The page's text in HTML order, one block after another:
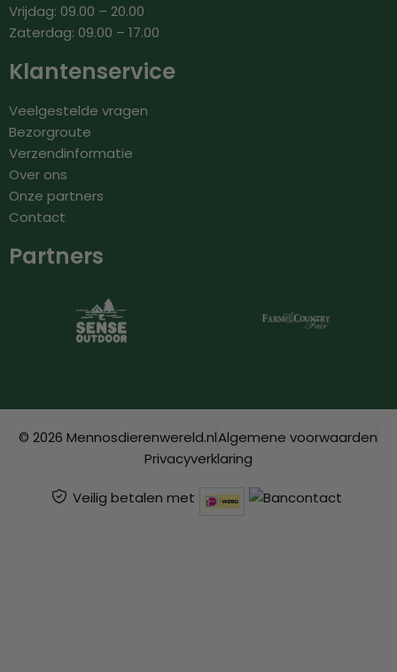
Vrijdag: 09.00 – 20.00
Zaterdag: 09.00 – 17.00
Klantenservice
Veelgestelde vragen
Bezorgroute
Verzendinformatie
Over ons
Onze partners
Contact
Partners
© 2026 Mennosdierenwereld.nlAlgemene voorwaarden
Privacyverklaring
Veilig betalen met